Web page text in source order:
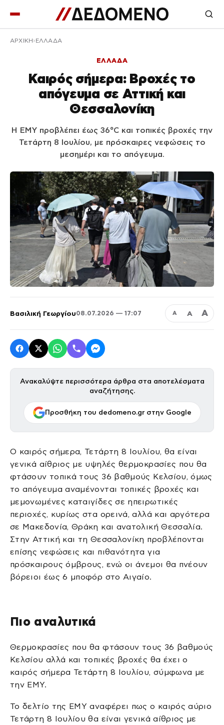
ΑΡΧΙΚΉ ΕΛΛΑΔΑ
ΕΛΛΑΔΑ
Καιρός σήμερα: Βροχές το
απόγευμα σε Αττική και
Θεσσαλονίκη
Η ΕΜΥ προβλέπει έως 36°C και τοπικές βροχές την
Τετάρτη 8 Ιουλίου, με πρόσκαιρες νεφώσεις το
μεσημέρι και το απόγευμα.
Βασιλική Γεωργίου08.07.2026 — 17:07 Α Α Α
Ανακαλύψτε περισσότερα άρθρα στα αποτελέσματα
αναζήτησης.
Προσθήκη του dedomeno.gr στην Google
Ο καιρός σήμερα, Τετάρτη 8 Ιουλίου, θα είναι
γενικά αίθριος με υψηλές θερμοκρασίες που θα
φτάσουν τοπικά τους 36 βαθμούς Κελσίου, όμως
το απόγευμα αναμένονται τοπικές βροχές και
μεμονωμένες καταιγίδες σε ηπειρωτικές
περιοχές, κυρίως στα ορεινά, αλλά και αργότερα
σε Μακεδονία, Θράκη και ανατολική Θεσσαλία.
Στην Αττική και τη Θεσσαλονίκη προβλέπονται
επίσης νεφώσεις και πιθανότητα για
πρόσκαιρους όμβρους, ενώ οι άνεμοι θα πνέουν
βόρειοι έως 6 μποφόρ στο Αιγαίο.
Πιο αναλυτικά
Θερμοκρασίες που θα φτάσουν τους 36 βαθμούς
Κελσίου αλλά και τοπικές βροχές θα έχει ο
καιρός σήμερα Τετάρτη 8 Ιουλίου, σύμφωνα με
την ΕΜΥ.
Το δελτίο της ΕΜΥ αναφέρει πως ο καιρός αύριο
Τετάρτη 8 Ιουλίου θα είναι γενικά αίθριος με